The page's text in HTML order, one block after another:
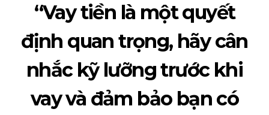
“Vay tiền là một quyết
định quan trọng, hãy cân
nhắc kỹ lưỡng trước khi
vay và đảm bảo bạn có